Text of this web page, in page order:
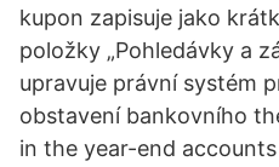
kupon zapisuje jako
položky „Pohledávky a
upravuje právní systém
obstavení bankovního
in the year-end